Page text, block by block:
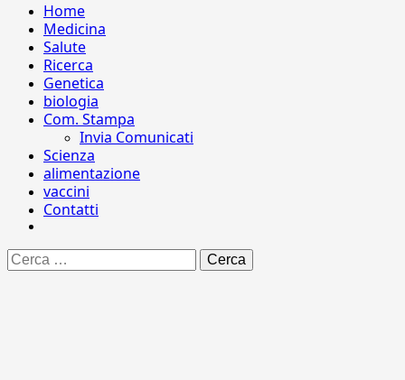
Home
Medicina
Salute
Ricerca
Genetica
biologia
Com. Stampa
Invia Comunicati
Scienza
alimentazione
vaccini
Contatti
Ricerca
per: